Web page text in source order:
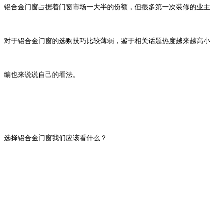
铝合金门窗占据着门窗市场一大半的份额，但很多第一次装修的业主
对于铝合金门窗的选购技巧比较薄弱，鉴于相关话题热度越来越高小
编也来说说自己的看法。
选择铝合金门窗我们应该看什么？